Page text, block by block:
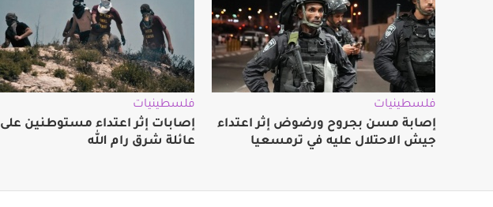
فلسطينيات
إصابة مسن بجروح ورضوض إثر اعتداء
جيش الاحتلال عليه في ترمسعيا
فلسطينيات
‏إصابات إثر اعتداء مستوطنين على
عائلة شرق رام الله